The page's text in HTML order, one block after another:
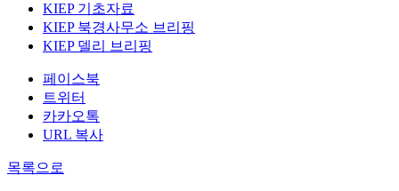
KIEP 기초자료
KIEP 북경사무소 브리핑
KIEP 델리 브리핑
페이스북
트위터
카카오톡
URL 복사
목록으로